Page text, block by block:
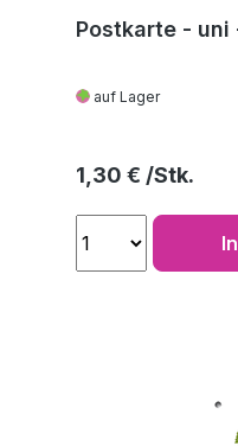
Postkarte - uni
auf Lager
Regulärer Preis:
1,30 €